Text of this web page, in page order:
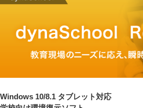
Windows 10/8.1 タブレット対応